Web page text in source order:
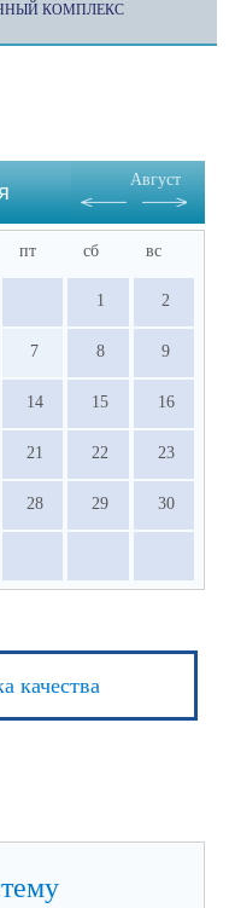
КОМПЛЕКС
Август
пт сб вс
1 2
7 8 9
14 15 16
21 22 23
28 29 30
качества